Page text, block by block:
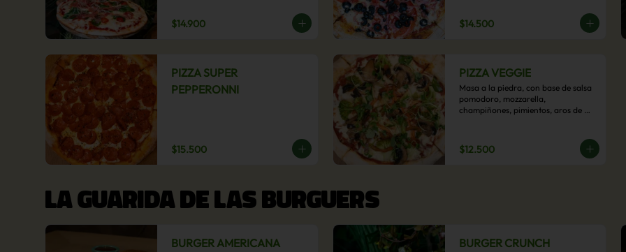
$14.900 $14.500
PIZZA SUPER
PEPPERONNI
$15.500
PIZZA VEGGIE
Masa a la piedra, con base de salsa
pomodoro, mozzarella,
champiñones, pimientos, aros de
$12.500
LA GUARIDA DE LAS BURGUERS
BURGER AMERICANA
BURGER CRUNCH